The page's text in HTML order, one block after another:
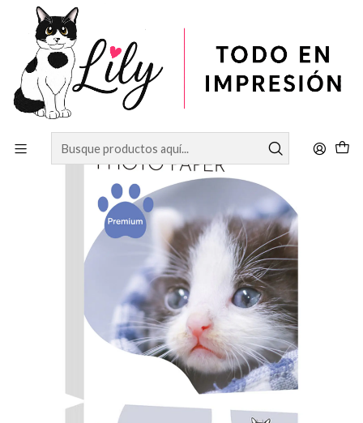
Inicio
PAPELERÍA
PAPEL PROFESIONAL RC LUSTER 260GRS A5